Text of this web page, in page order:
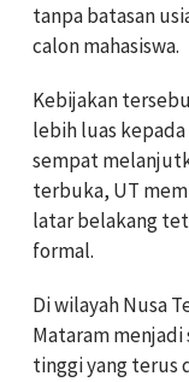
tanpa batasan
calon mahasiswa.
Kebijakan
lebih luas
sempat
terbuka, UT
latar belakang
formal.
Di wilayah Nusa
Mataram
tinggi yang terus